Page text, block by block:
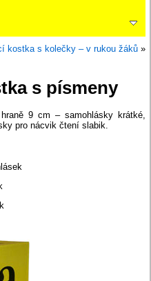
kostka s kolečky – v rukou žáků»
s písmeny
9 cm – samohlásky krátké,
pro nácvik čtení slabik.